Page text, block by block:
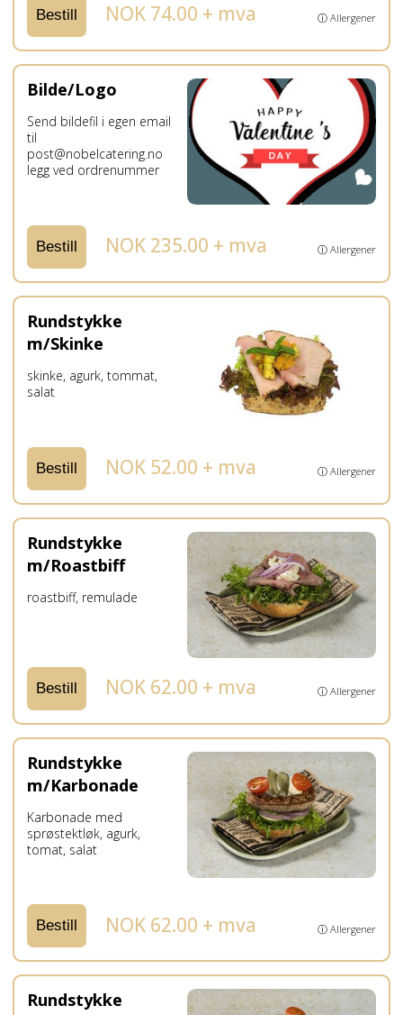
Bestill NOK 74.00 + mva ⓘ Allergener
Bilde/Logo
Send bildefil i egen email
til
post@nobelcatering.no
legg ved ordrenummer
Bestill NOK 235.00 + mva ⓘ Allergener
Rundstykke
m/Skinke
skinke, agurk, tommat,
salat
Bestill NOK 52.00 + mva ⓘ Allergener
Rundstykke
m/Roastbiff
roastbiff, remulade
Bestill NOK 62.00 + mva ⓘ Allergener
Rundstykke
m/Karbonade
Karbonade med
sprøstektløk, agurk,
tomat, salat
Bestill NOK 62.00 + mva ⓘ Allergener
Rundstykke